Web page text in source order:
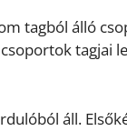
tagból álló
tagjai
áll.